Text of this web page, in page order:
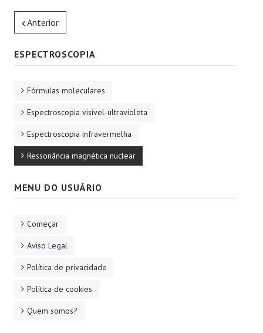
Anterior
ESPECTROSCOPIA
Fórmulas moleculares
Espectroscopia visível-ultravioleta
Espectroscopia infravermelha
Ressonância magnética nuclear
MENU DO USUÁRIO
Começar
Aviso Legal
Política de privacidade
Política de cookies
Quem somos?